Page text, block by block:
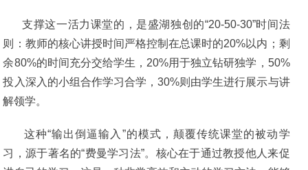
支撑这一活力课堂的，是盛湖独创的“20-50-30”时间法
则：教师的核心讲授时间严格控制在总课时的20%以内；剩
余80%的时间充分交给学生，20%用于独立钻研独学，50%
投入深入的小组合作学习合学，30%则由学生进行展示与讲
解领学。
这种“输出倒逼输入”的模式，颠覆传统课堂的被动学
习，源于著名的“费曼学习法”。核心在于通过教授他人来促